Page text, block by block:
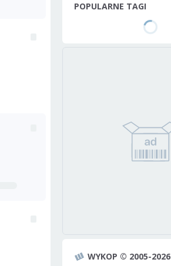
POPULARNE TAGI
WYKOP © 2005-2026